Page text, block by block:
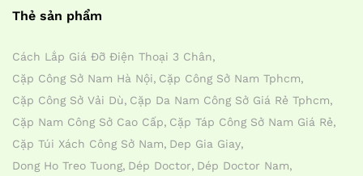
Thẻ sản phẩm
Cách Lắp Giá Đỡ Điện Thoại 3 Chân
Cặp Công Sở Nam Hà Nội Cặp Công Sở Nam Tphcm
Cặp Công Sở Vải Dù Cặp Da Nam Công Sở Giá Rẻ Tphcm
Cặp Nam Công Sở Cao Cấp Cặp Táp Công Sở Nam Giá Rẻ
Cặp Túi Xách Công Sở Nam Dep Gia Giay
Dong Ho Treo Tuong Dép Doctor Dép Doctor Nam